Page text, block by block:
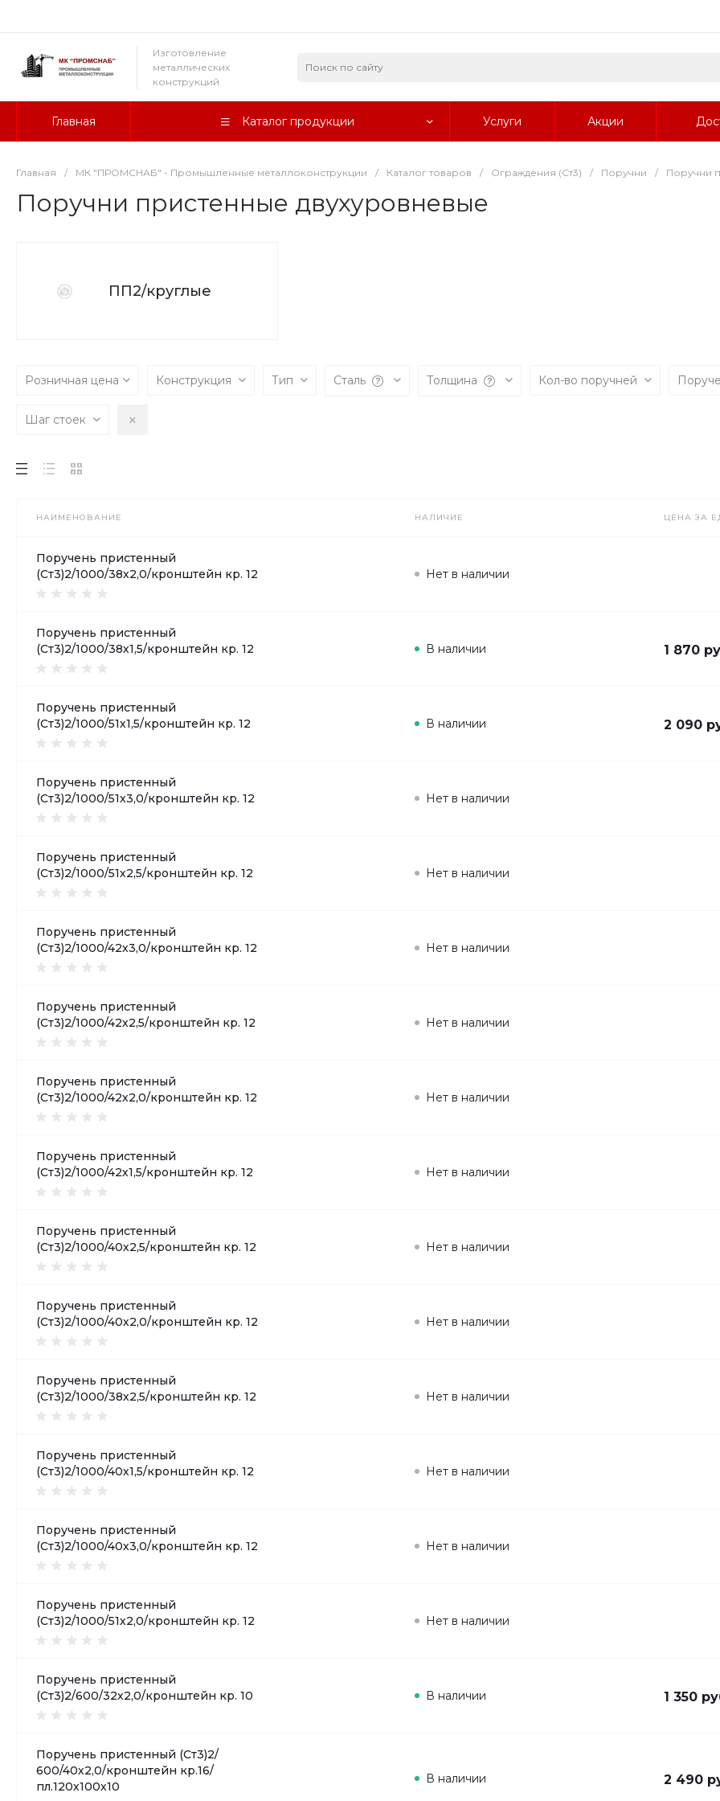
Изготовление
металлических
конструкций
Главная Каталог продукции Услуги Акции
Главная / МК "ПРОМСНАБ" - Промышленные металлоконструкции / Каталог товаров / Ограждения (Ст3) / Поручни / Поручни
Поручни пристенные двухуровневые
ПП2/круглые
Розничная цена Конструкция Тип Сталь Толщина Кол-во поручней
Шаг стоек
НАИМЕНОВАНИЕ НАЛИЧИЕ ЦЕНА ЗА
Поручень пристенный
(Ст3)2/1000/38х2,0/кронштейн кр. 12
Нет в наличии
Поручень пристенный
(Ст3)2/1000/38х1,5/кронштейн кр. 12
В наличии 1 870
Поручень пристенный
(Ст3)2/1000/51х1,5/кронштейн кр. 12
В наличии 2 090
Поручень пристенный
(Ст3)2/1000/51х3,0/кронштейн кр. 12
Нет в наличии
Поручень пристенный
(Ст3)2/1000/51х2,5/кронштейн кр. 12
Нет в наличии
Поручень пристенный
(Ст3)2/1000/42х3,0/кронштейн кр. 12
Нет в наличии
Поручень пристенный
(Ст3)2/1000/42х2,5/кронштейн кр. 12
Нет в наличии
Поручень пристенный
(Ст3)2/1000/42х2,0/кронштейн кр. 12
Нет в наличии
Поручень пристенный
(Ст3)2/1000/42х1,5/кронштейн кр. 12
Нет в наличии
Поручень пристенный
(Ст3)2/1000/40х2,5/кронштейн кр. 12
Нет в наличии
Поручень пристенный
(Ст3)2/1000/40х2,0/кронштейн кр. 12
Нет в наличии
Поручень пристенный
(Ст3)2/1000/38х2,5/кронштейн кр. 12
Нет в наличии
Поручень пристенный
(Ст3)2/1000/40х1,5/кронштейн кр. 12
Нет в наличии
Поручень пристенный
(Ст3)2/1000/40х3,0/кронштейн кр. 12
Нет в наличии
Поручень пристенный
(Ст3)2/1000/51х2,0/кронштейн кр. 12
Нет в наличии
Поручень пристенный
(Ст3)2/600/32х2,0/кронштейн кр. 10
В наличии 1 350
Поручень пристенный (Ст3)2/
600/40х2,0/кронштейн кр.16/
пл.120х100х10
В наличии 2 490